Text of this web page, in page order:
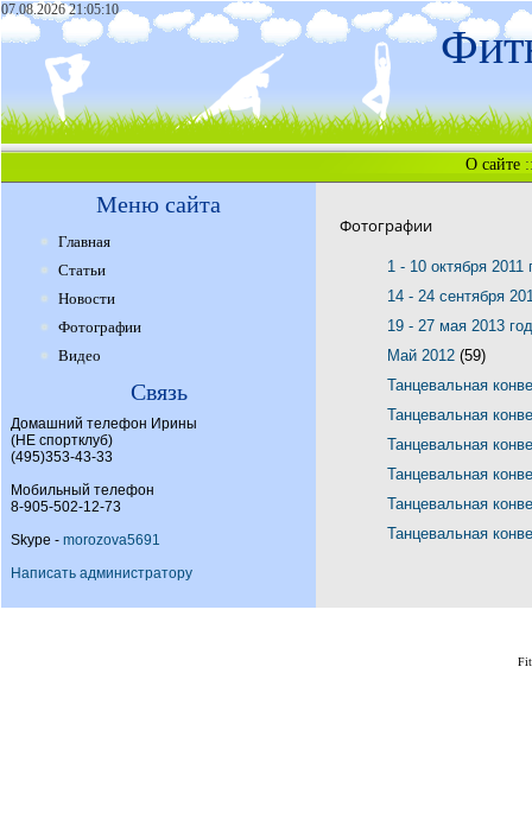
07.08.2026 21:05:10
О сайте
Меню сайта
Главная
Статьи
Новости
Фотографии
Видео
Связь
Домашний телефон Ирины
(НЕ спортклуб)
(495)353-43-33
Мобильный телефон
8-905-502-12-73
Skype - morozova5691
Написать администратору
Фотографии
1 - 10 октября 2011
14 - 24 сентября
19 - 27 мая 2013
Май 2012 (59)
Танцевальная
Танцевальная
Танцевальная
Танцевальная
Танцевальная
Танцевальная